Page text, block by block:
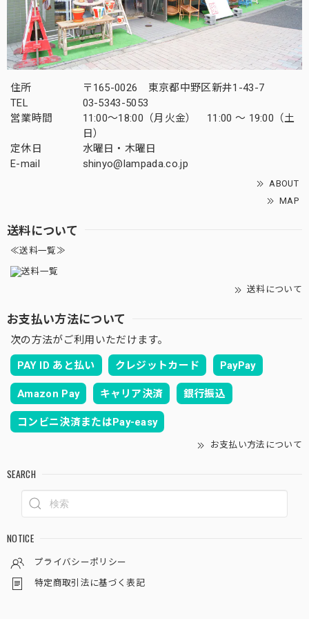
住所
〒165-0026 東京都中野区新井1-43-7
TEL
03-5343-5053
営業時間
11:00～18:00（月火金） 11:00 ～ 19:00（土
日）
定休日
水曜日・木曜日
E-mail
shinyo@lampada.co.jp
ABOUT
MAP
送料について
≪送料一覧≫
送料について
お支払い方法について
次の方法がご利用いただけます。
PAY ID あと払い クレジットカード PayPay
Amazon Pay キャリア決済 銀行振込
コンビニ決済またはPay-easy
お支払い方法について
SEARCH
NOTICE
プライバシーポリシー
特定商取引法に基づく表記